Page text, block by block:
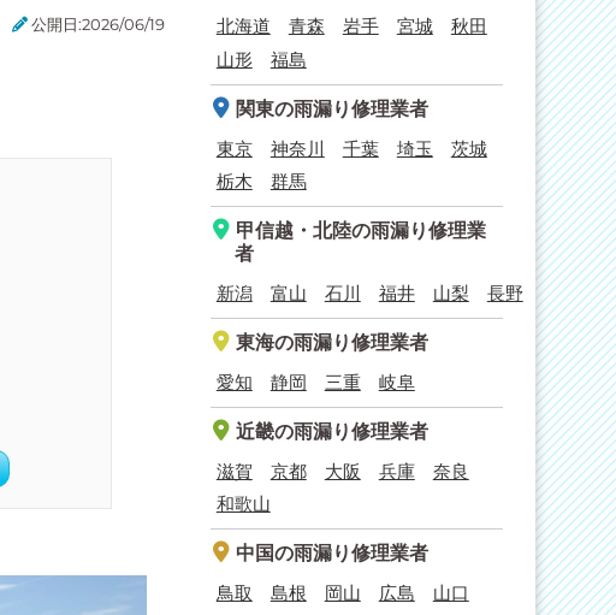
公開日:2026/06/19
北海道
青森 岩手 宮城
秋田
山形
福島
関東の雨漏り修理業者
東京
神奈川 千葉 埼玉
茨城
栃木
群馬
甲信越・北陸の雨漏り修理業
者
新潟
富山 石川 福井 山梨 長野
東海の雨漏り修理業者
愛知
静岡 三重 岐阜
近畿の雨漏り修理業者
滋賀
京都 大阪 兵庫
奈良
和歌山
中国の雨漏り修理業者
鳥取
島根 岡山 広島 山口